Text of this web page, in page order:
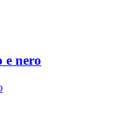
e nero